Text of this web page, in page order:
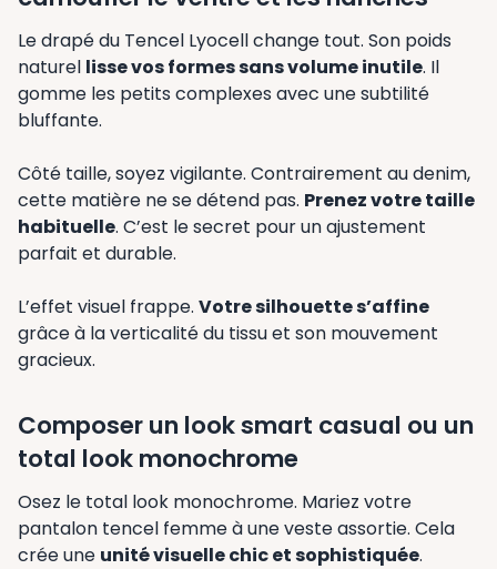
Le drapé du Tencel Lyocell change tout. Son poids
naturel lisse vos formes sans volume inutile. Il
gomme les petits complexes avec une subtilité
bluffante.
Côté taille, soyez vigilante. Contrairement au denim,
cette matière ne se détend pas. Prenez votre taille
habituelle. C’est le secret pour un ajustement
parfait et durable.
L’effet visuel frappe. Votre silhouette s’affine
grâce à la verticalité du tissu et son mouvement
gracieux.
Composer un look smart casual ou un
total look monochrome
Osez le total look monochrome. Mariez votre
pantalon tencel femme à une veste assortie. Cela
crée une unité visuelle chic et sophistiquée.